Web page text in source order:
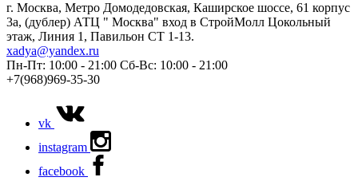
г. Москва, Метро Домодедовская, Каширское шоссе, 61 корпус
3а, (дублер) АТЦ " Москва" вход в СтройМолл Цокольный
этаж, Линия 1, Павильон СТ 1-13.
xadya@yandex.ru
Пн-Пт: 10:00 - 21:00 Сб-Вс: 10:00 - 21:00
+7(968)969-35-30
vk
instagram
facebook